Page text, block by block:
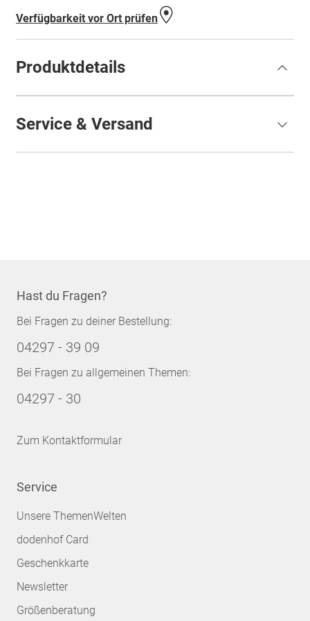
Verfügbarkeit vor Ort prüfen
Produktdetails
Service & Versand
Hast du Fragen?
Bei Fragen zu deiner Bestellung:
04297 - 39 09
Bei Fragen zu allgemeinen Themen:
04297 - 30
Zum Kontaktformular
Service
Unsere ThemenWelten
dodenhof Card
Geschenkkarte
Newsletter
Größenberatung